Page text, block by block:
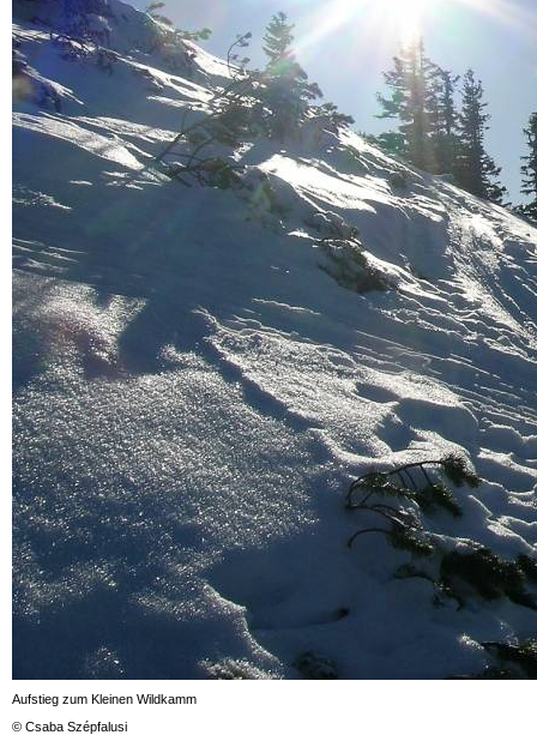
Aufstieg zum Kleinen Wildkamm
© Csaba Szépfalusi